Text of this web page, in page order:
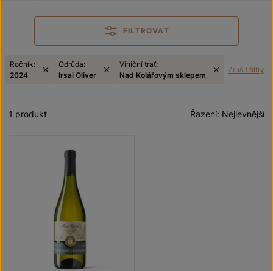
FILTROVAT
Ročník:
2024
Odrůda:
Irsai Oliver
Viniční trať:
Nad Kolářovým sklepem
Zrušit filtry
Nejlevnější
Řazení:
1 produkt